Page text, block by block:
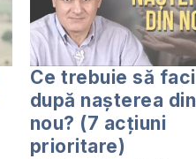
Ce trebuie să faci
după nașterea din
nou? (7 acțiuni
prioritare)